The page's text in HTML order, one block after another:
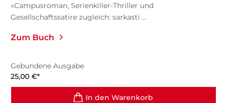
«Campusroman, Serienkiller-Thriller und
Gesellschaftssatire zugleich: sarkasti ...
Zum Buch
Gebundene Ausgabe
25,00 €*
In den Warenkorb